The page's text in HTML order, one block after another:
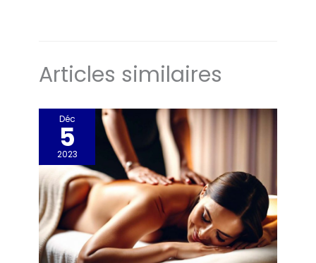
Articles similaires
Déc
5
2023